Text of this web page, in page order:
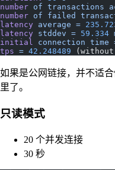
number of transactions
number of failed
latency average =
latency stddev = 59.334
initial connection time
tps = 42.248489 (without
如果是公网链接，并不适
里了。
只读模式
20 个并发连接
30 秒